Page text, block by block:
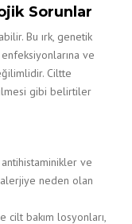
Sorunlar
Bu ırk, genetik
ve
Ciltte
gibi belirtiler
ve
neden olan
cilt bakım losyonları,